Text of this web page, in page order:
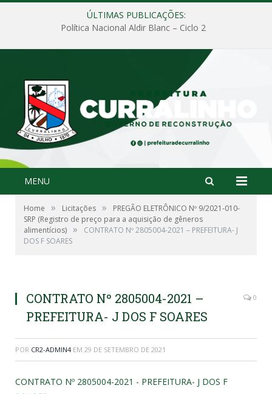
ÚLTIMAS PUBLICAÇÕES:
Política Nacional Aldir Blanc – Ciclo 2
MENU
Home » Licitações »
PREGÃO ELETRÔNICO Nº 9/2021-010-
SRP (Registro de preço para a aquisição de gêneros
alimentícios) »
CONTRATO Nº 2805004-2021 – PREFEITURA- J
DOS F SOARES
CONTRATO Nº 2805004-2021 –
PREFEITURA- J DOS F SOARES
0
POR CR2-ADMIN4 EM 29 DE SETEMBRO DE 2021
CONTRATO Nº 2805004-2021 - PREFEITURA- J DOS F